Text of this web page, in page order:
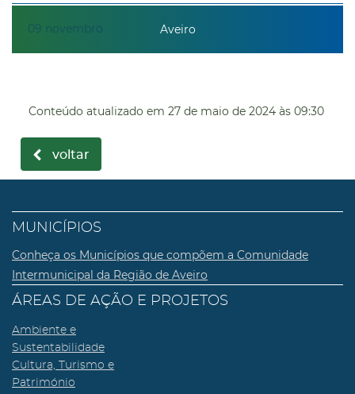
09 novembro Aveiro
Conteúdo atualizado em 27 de maio de 2024 às 09:30
voltar
MUNICÍPIOS
Conheça os Municípios que compõem a Comunidade
Intermunicipal da Região de Aveiro
ÁREAS DE AÇÃO E PROJETOS
Ambiente e
Sustentabilidade
Cultura, Turismo e
Património